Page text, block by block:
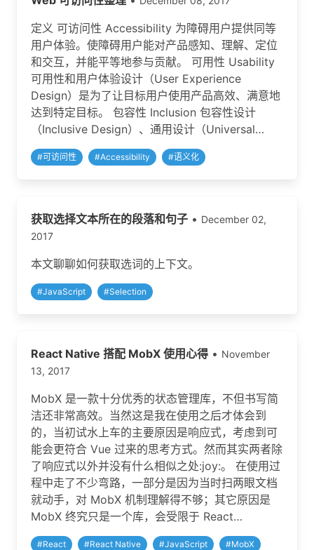
定义 可访问性 Accessibility 为障碍用户提供同等
用户体验。使障碍用户能对产品感知、理解、定位
和交互，并能平等地参与贡献。 可用性 Usability
可用性和用户体验设计（User Experience
Design）是为了让目标用户使用产品高效、满意地
达到特定目标。 包容性 Inclusion 包容性设计
（Inclusive Design）、通用设计（Universal…
#可访问性 #Accessibility #语义化
获取选择文本所在的段落和句子 • December 02,
2017
本文聊聊如何获取选词的上下文。
#JavaScript #Selection
React Native 搭配 MobX 使用心得 • November
13, 2017
MobX 是一款十分优秀的状态管理库，不但书写简
洁还非常高效。当然这是我在使用之后才体会到
的，当初试水上车的主要原因是响应式，考虑到可
能会更符合 Vue 过来的思考方式。然而其实两者除
了响应式以外并没有什么相似之处:joy:。 在使用过
程中走了不少弯路，一部分是因为当时扫两眼文档
就动手，对 MobX 机制理解得不够；其它原因是
MobX 终究只是一个库，会受限于 React…
#React #React Native #JavaScript #MobX